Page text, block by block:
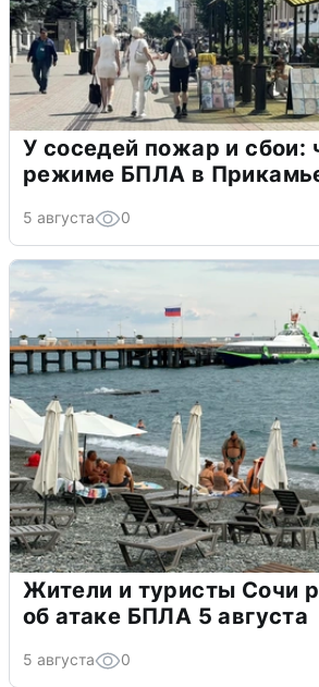
У соседей пожар и сбои:
режиме БПЛА в
5 августа 0
Жители и туристы Сочи
об атаке БПЛА 5 августа
5 августа 0